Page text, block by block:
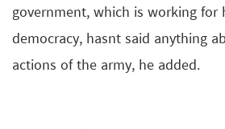
government, which is working for
democracy, hasnt said anything
actions of the army, he added.